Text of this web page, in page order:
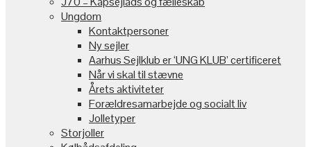
Ungdom
Kontaktpersoner
Ny sejler
Aarhus Sejlklub er ‘UNG KLUB’ certificeret
Når vi skal til stævne
Årets aktiviteter
Forældresamarbejde og socialt liv
Jolletyper
Storjoller